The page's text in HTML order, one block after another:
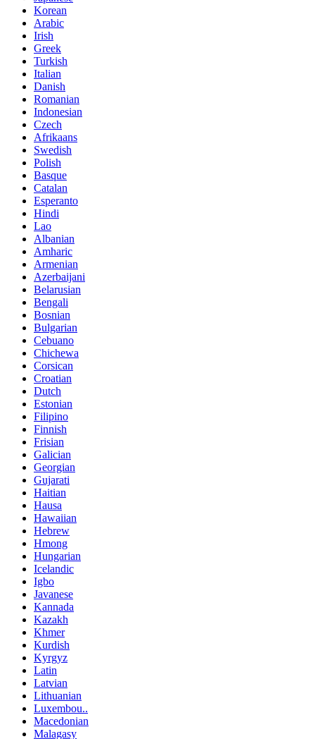
Korean
Arabic
Irish
Greek
Turkish
Italian
Danish
Romanian
Indonesian
Czech
Afrikaans
Swedish
Polish
Basque
Catalan
Esperanto
Hindi
Lao
Albanian
Amharic
Armenian
Azerbaijani
Belarusian
Bengali
Bosnian
Bulgarian
Cebuano
Chichewa
Corsican
Croatian
Dutch
Estonian
Filipino
Finnish
Frisian
Galician
Georgian
Gujarati
Haitian
Hausa
Hawaiian
Hebrew
Hmong
Hungarian
Icelandic
Igbo
Javanese
Kannada
Kazakh
Khmer
Kurdish
Kyrgyz
Latin
Latvian
Lithuanian
Luxembou..
Macedonian
Malagasy